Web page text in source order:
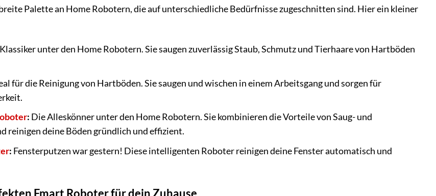
Palette an Home Robotern, die auf unterschiedliche Bedürfnisse zugeschnitten sind. Hier ein kleiner
unter den Home Robotern. Sie saugen zuverlässig Staub, Schmutz und Tierhaare von Hartböden
für die Reinigung von Hartböden. Sie saugen und wischen in einem Arbeitsgang und sorgen für
: Die Alleskönner unter den Home Robotern. Sie kombinieren die Vorteile von Saug- und
reinigen deine Böden gründlich und effizient.
: Fensterputzen war gestern! Diese intelligenten Roboter reinigen deine Fenster automatisch und
Fmart Roboter für dein Zuhause